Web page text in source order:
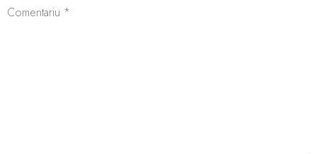
Comentariu *